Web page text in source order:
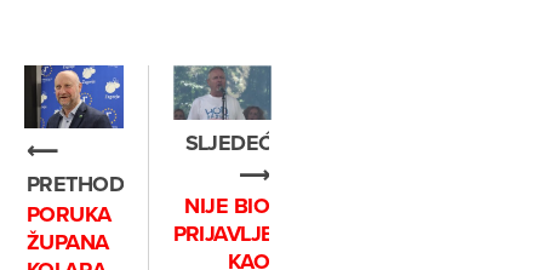
⟵
PRETHODNO
PORUKA
ŽUPANA
SLJEDEĆE
⟶
NIJE BIO
PRIJAVLJEN
KAO